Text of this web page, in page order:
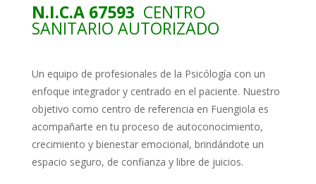
N.I.C.A 67593 CENTRO
SANITARIO AUTORIZADO
Un equipo de profesionales de la Psicólogía con un
enfoque integrador y centrado en el paciente. Nuestro
objetivo como centro de referencia en Fuengiola es
acompañarte en tu proceso de autoconocimiento,
crecimiento y bienestar emocional, brindándote un
espacio seguro, de confianza y libre de juicios.